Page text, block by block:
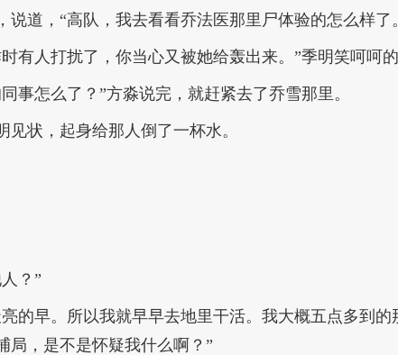
道，“高队，我去看看乔法医那里尸体验的怎么样了
有人打扰了，你当心又被她给轰出来。”季明笑呵呵的
事怎么了？”方淼说完，就赶紧去了乔雪那里。
状，起身给那人倒了一杯水。
？”
的早。所以我就早早去地里干活。我大概五点多到
局，是不是怀疑我什么啊？”